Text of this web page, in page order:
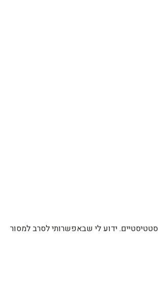
ידוע לי שבאפשרותי לסרב למסור